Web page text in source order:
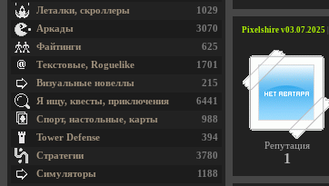
Pixelshire v03.07.2025
Репутация
1
1029
Леталки, скроллеры
3070
Аркады
625
Файтинги
1701
Текстовые, Roguelike
215
Визуальные новеллы
6441
Я ищу, квесты, приключения
988
Спорт, настольные, карты
394
Tower Defense
3780
Стратегии
1188
Симуляторы